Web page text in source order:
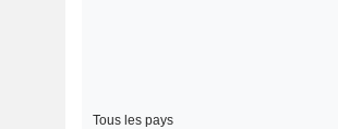
Tous les pays